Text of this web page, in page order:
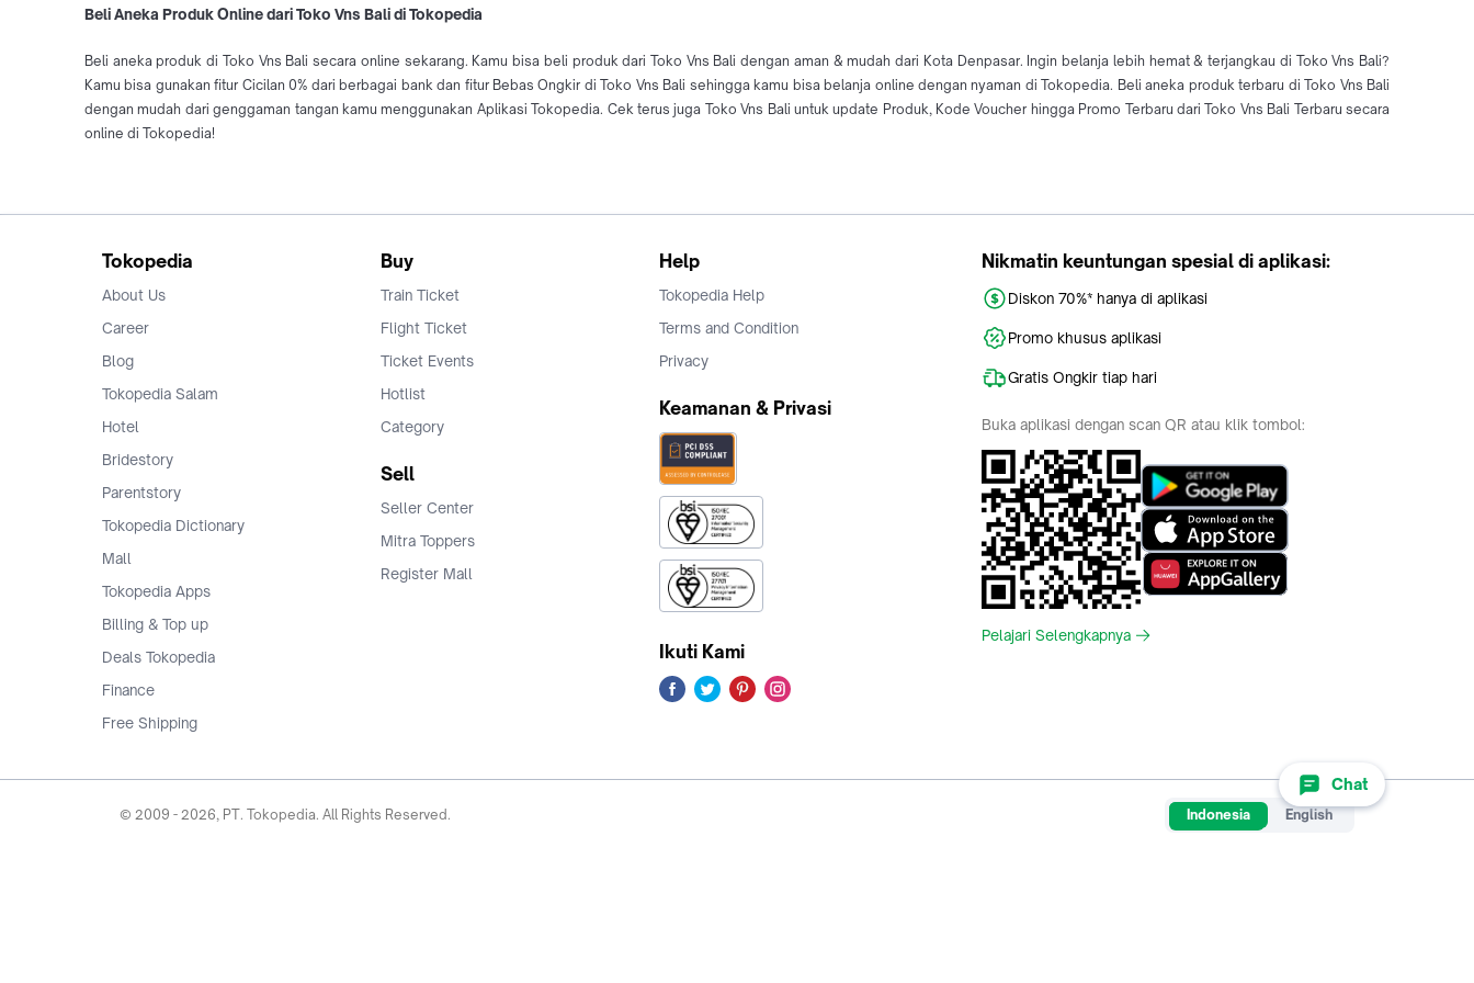
Beli Aneka Produk Online dari Toko Vns Bali di Tokopedia
Beli aneka produk di Toko Vns Bali secara online sekarang. Kamu bisa beli produk dari Toko Vns Bali dengan aman & mudah dari Kota Denpasar. Ingin belanja lebih hemat & terjangkau di Toko Vns Bali?
Kamu bisa gunakan fitur Cicilan 0% dari berbagai bank dan fitur Bebas Ongkir di Toko Vns Bali sehingga kamu bisa belanja online dengan nyaman di Tokopedia. Beli aneka produk terbaru di Toko Vns Bali
dengan mudah dari genggaman tangan kamu menggunakan Aplikasi Tokopedia. Cek terus juga Toko Vns Bali untuk update Produk, Kode Voucher hingga Promo Terbaru dari Toko Vns Bali Terbaru secara
online di Tokopedia!
Chat
Tokopedia
About Us
Career
Blog
Tokopedia Salam
Hotel
Bridestory
Parentstory
Tokopedia Dictionary
Mall
Tokopedia Apps
Billing & Top up
Deals Tokopedia
Finance
Free Shipping
Buy
Train Ticket
Flight Ticket
Ticket Events
Hotlist
Category
Sell
Seller Center
Mitra Toppers
Register Mall
Help
Tokopedia Help
Terms and Condition
Privacy
Keamanan & Privasi
Ikuti Kami
Nikmatin keuntungan spesial di aplikasi:
Diskon 70%* hanya di aplikasi
Promo khusus aplikasi
Gratis Ongkir tiap hari
Buka aplikasi dengan scan QR atau klik tombol:
Pelajari Selengkapnya
© 2009 - 2026, PT. Tokopedia. All Rights Reserved. Indonesia English